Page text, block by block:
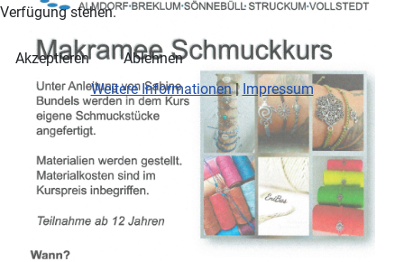
Verfügung stehen.
Akzeptieren
Ablehnen
Weitere Informationen| Impressum